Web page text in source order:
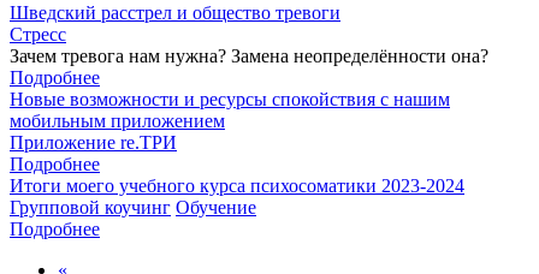
Шведский расстрел и общество тревоги
Стресс
Зачем тревога нам нужна? Замена неопределённости она?
Подробнее
Новые возможности и ресурсы спокойствия с нашим
мобильным приложением
Приложение re.ТРИ
Подробнее
Итоги моего учебного курса психосоматики 2023-2024
Групповой коучинг Обучение
Подробнее
«